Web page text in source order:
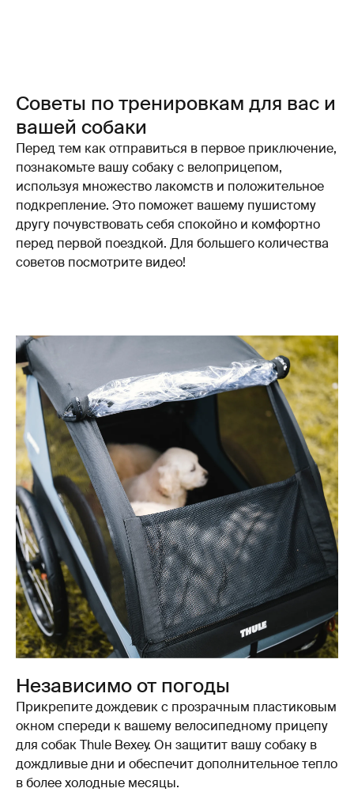
Советы по тренировкам для вас и
вашей собаки
Перед тем как отправиться в первое приключение,
познакомьте вашу собаку с велоприцепом,
используя множество лакомств и положительное
подкрепление. Это поможет вашему пушистому
другу почувствовать себя спокойно и комфортно
перед первой поездкой. Для большего количества
советов посмотрите видео!
Независимо от погоды
Прикрепите дождевик с прозрачным пластиковым
окном спереди к вашему велосипедному прицепу
для собак Thule Bexey. Он защитит вашу собаку в
дождливые дни и обеспечит дополнительное тепло
в более холодные месяцы.